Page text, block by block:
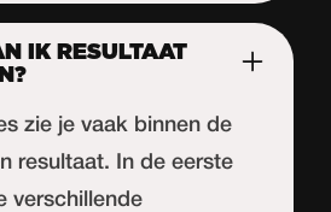
IK RESULTAAT
zie je vaak binnen de
resultaat. In de eerste
verschillende